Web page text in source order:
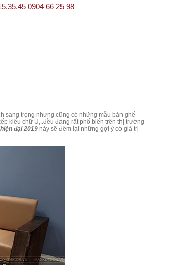
0904 66 25 98
sang trọng nhưng cũng có những mẫu bàn ghế
kiểu chữ U,..đều đang rất phổ biến trên thị trường
đại 2019 này sẽ đêm lại những gợi ý có giá trị